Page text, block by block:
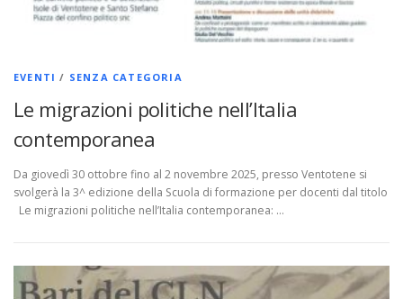
EVENTI / SENZA CATEGORIA
Le migrazioni politiche nell’Italia
contemporanea
Da giovedì 30 ottobre fino al 2 novembre 2025, presso Ventotene si
svolgerà la 3^ edizione della Scuola di formazione per docenti dal titolo
Le migrazioni politiche nell’Italia contemporanea: …